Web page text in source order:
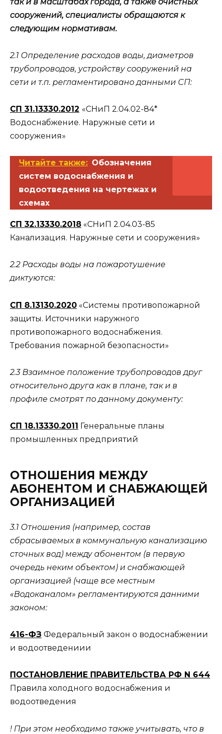
сооружений, специалисты обращаются к
следующим нормативам.
2.1 Определение расходов воды, диаметров
трубопроводов, устройству сооружений на
сети и т.п. регламентировано данными СП:
СП 31.13330.2012 «СНиП 2.04.02-84*
Водоснабжение. Наружные сети и
сооружения»
Читайте также: Обозначения
систем водоснабжения и
водоотведения на чертежах и
схемах
СП 32.13330.2018 «СНиП 2.04.03-85
Канализация. Наружные сети и сооружения»
2.2 Расходы воды на пожаротушение
диктуются:
СП 8.13130.2020 «Системы противопожарной
защиты. Источники наружного
противопожарного водоснабжения.
Требования пожарной безопасности»
2.3 Взаимное положение трубопроводов друг
относительно друга как в плане, так и в
профиле смотрят по данному документу:
СП 18.13330.2011 Генеральные планы
промышленных предприятий
ОТНОШЕНИЯ МЕЖДУ
АБОНЕНТОМ И СНАБЖАЮЩЕЙ
ОРГАНИЗАЦИЕЙ
3.1 Отношения (например, состав
сбрасываемых в коммунальную канализацию
сточных вод) между абонентом (в первую
очередь неким объектом) и снабжающей
организацией (чаще все местным
«Водоканалом» регламентируются данними
законом:
416-ФЗ Федеральный закон о водоснабжении
и водоотведениии
ПОСТАНОВЛЕНИЕ ПРАВИТЕЛЬСТВА РФ N 644
Правила холодного водоснабжения и
водоотведения
! При этом необходимо также учитывать, что в